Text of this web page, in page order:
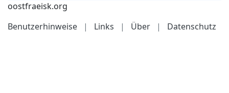
oostfraeisk.org
Benutzerhinweise
| Links | Über | Datenschutz